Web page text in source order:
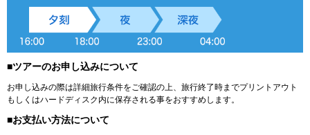
■ツアーのお申し込みについて
お申し込みの際は詳細旅行条件をご確認の上、旅行終了時までプリントアウト
もしくはハードディスク内に保存される事をおすすめします。
■お支払い方法について